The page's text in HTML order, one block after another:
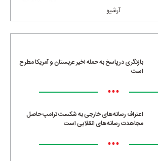
آرشیو
بازنگری در پاسخ به حمله اخیر عربستان و آمریکا مطرح
است
•••
اعتراف رسانه‌های خارجی به شکست ترامپ حاصل
مجاهدت رسانه‌های انقلابی است
•••